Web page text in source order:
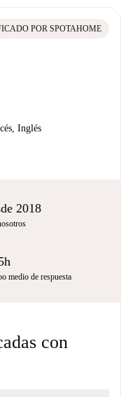
Inglés
POR SPOTAHOME
2018
medio de respuesta
con